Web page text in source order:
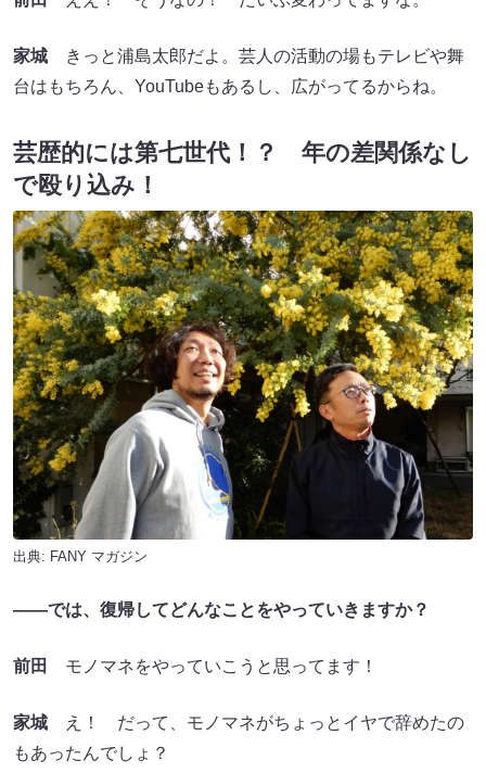
家城 きっと浦島太郎だよ。芸人の活動の場もテレビや舞
台はもちろん、YouTubeもあるし、広がってるからね。
芸歴的には第七世代！？ 年の差関係なし
で殴り込み！
出典: FANY マガジン
――では、復帰してどんなことをやっていきますか？
前田 モノマネをやっていこうと思ってます！
家城 え！ だって、モノマネがちょっとイヤで辞めたの
もあったんでしょ？